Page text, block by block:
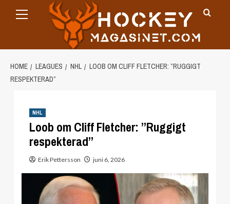
Menu
HOME LEAGUES NHL
LOOB OM CLIFF FLETCHER: ”RUGGIGT
RESPEKTERAD”
NHL
Loob om Cliff Fletcher: ”Ruggigt
respekterad”
Erik Pettersson juni 6, 2026